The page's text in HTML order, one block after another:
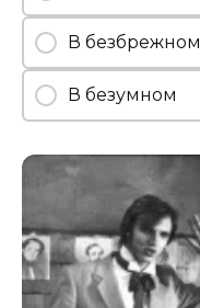
В безбрежном
В безумном